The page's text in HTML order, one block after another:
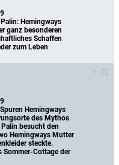
Hemingways
ganz besonderen
Schaffen
zum Leben
Hemingways
des Mythos
besucht den
Hemingways Mutter
steckte.
Sommer-Cottage der